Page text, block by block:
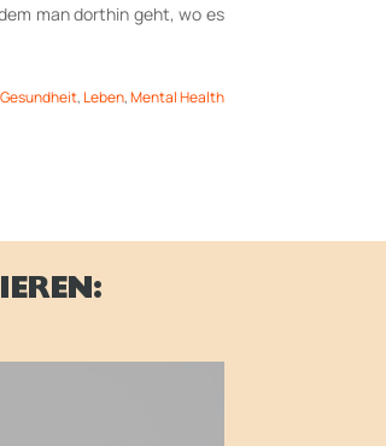
man dorthin geht, wo es
Gesundheit, Leben,Mental Health